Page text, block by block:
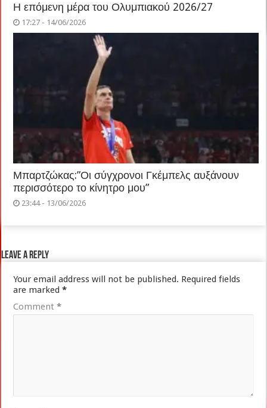
Η επόμενη μέρα του Ολυμπιακού 2026/27
17:27 - 14/06/2026
Μπαρτζώκας:”Οι σύγχρονοι Γκέμπελς αυξάνουν
περισσότερο το κίνητρο μου”
23:44 - 13/06/2026
Leave a Reply
Your email address will not be published. Required fields
are marked*
Comment*